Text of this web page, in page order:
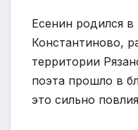
Есенин родился
Константиново,
территории
поэта прошло в
это сильно